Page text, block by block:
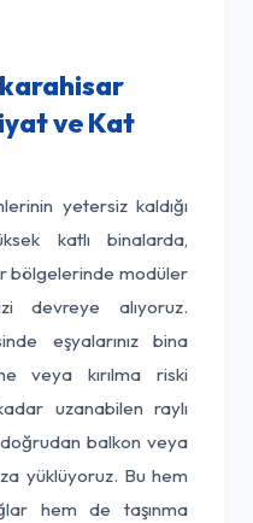
ve Kat
yetersiz kaldığı
katlı binalarda,
bölgelerinde modüler
devreye alıyoruz.
eşyalarınız bina
veya kırılma riski
uzanabilen raylı
doğrudan balkon veya
yüklüyoruz. Bu hem
hem de taşınma